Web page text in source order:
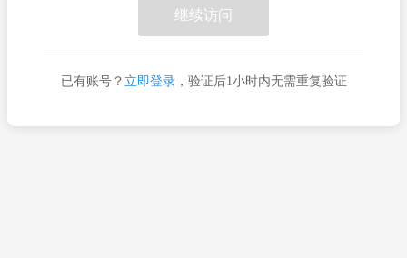
继续访问
已有账号？ 立即登录，验证后1小时内无需重复验证